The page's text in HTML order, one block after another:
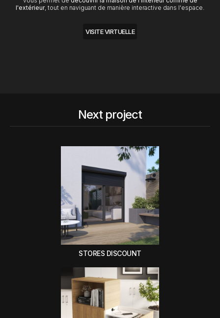
l'extérieur, tout en naviguant de manière interactive dans l'espace.
VISITE VIRTUELLE
Next project
STORES DISCOUNT